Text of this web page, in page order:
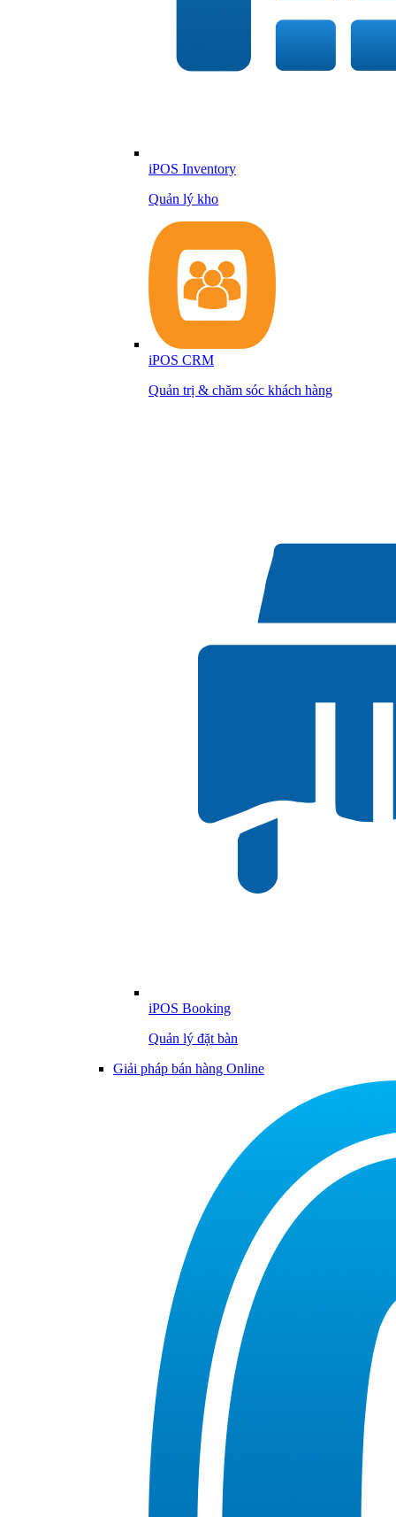
iPOS Inventory
Quản lý kho
iPOS CRM
Quản trị & chăm sóc khách hàng
iPOS Booking
Quản lý đặt bàn
Giải pháp bán hàng Online